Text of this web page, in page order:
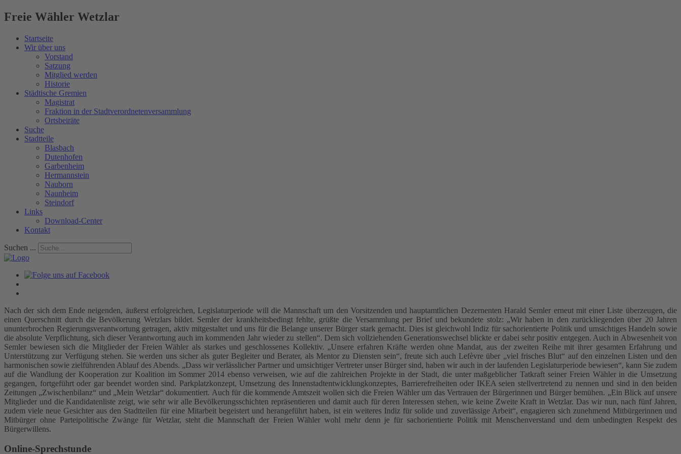
Freie Wähler Wetzlar
Startseite
Wir über uns
Vorstand
Satzung
Mitglied werden
Historie
Städtische Gremien
Magistrat
Fraktion in der Stadtverordnetenversammlung
Ortsbeiräte
Suche
Stadtteile
Blasbach
Dutenhofen
Garbenheim
Hermannstein
Nauborn
Naunheim
Steindorf
Links
Download-Center
Kontakt
Suchen ...
Nach der sich dem Ende neigenden, äußerst erfolgreichen, Legislaturperiode will die Mannschaft um den Vorsitzenden und hauptamtlichen Dezernenten Harald Semler erneut mit einer Liste überzeugen, die
einen Querschnitt durch die Bevölkerung Wetzlars bildet. Semler der krankheitsbedingt fehlte, grüßte die Versammlung per Brief und bekundete stolz: „Wir haben in den zurückliegenden über 20 Jahren
ununterbrochen Regierungsverantwortung getragen, aktiv mitgestaltet und uns für die Belange unserer Bürger stark gemacht. Dies ist gleichwohl Indiz für sachorientierte Politik und umsichtiges Handeln sowie
die absolute Verpflichtung, sich dieser Verantwortung auch im kommenden Jahr wieder zu stellen“. Dem sich vollziehenden Generationswechsel blickte er dabei sehr positiv entgegen. Auch in Abwesenheit von
Semler bewiesen sich die Mitglieder der Freien Wähler als starkes und geschlossenes Kollektiv. „Unsere erfahren Kräfte werden ohne Mandat, aus der zweiten Reihe mit ihrer gesamten Erfahrung und
Unterstützung zur Verfügung stehen. Sie werden uns sicher als guter Begleiter und Berater, als Mentor zu Diensten sein“, freute sich auch Lefèvre über „viel frisches Blut“ auf den einzelnen Listen und den
harmonischen sowie zielführenden Ablauf des Abends. „Dass wir verlässlicher Partner und umsichtiger Vertreter unser Bürger sind, haben wir auch in der laufenden Legislaturperiode bewiesen“, kann Sie zudem
auf die Wandlung der Kooperation zur Koalition im Sommer 2014 ebenso verweisen, wie auf die zahlreichen Projekte in der Stadt, die unter maßgeblicher Tatkraft seiner Freien Wähler in die Umsetzung
gegangen, fortgeführt oder gar beendet worden sind. Parkplatzkonzept, Umsetzung des Innenstadtentwicklungkonzeptes, Barrierefreiheiten oder IKEA seien stellvertretend zu nennen und sind in den beiden
Zeitungen „Zwischenbilanz“ und „Mein Wetzlar“ dokumentiert. Auch für die kommende Amtszeit wollen sich die Freien Wähler um das Vertrauen der Bürgerinnen und Bürger bemühen. „Ein Blick auf unsere
Mitglieder und die Kandidatenliste zeigt, wie sehr wir alle Bevölkerungsschichten repräsentieren und damit auch für deren Interessen stehen, wie keine Zweite Kraft in Wetzlar. Das wir nun, nach fünf Jahren,
zudem viele neue Gesichter aus den Stadtteilen für eine Mitarbeit begeistert und herangeführt haben, ist ein weiteres Indiz für solide und zuverlässige Arbeit“, engagieren sich zunehmend Mitbürgerinnen und
Mitbürger ohne Parteipolitische Zwänge für Wetzlar, steht die Mannschaft der Freien Wähler wohl mehr denn je für sachorientierte Politik mit Menschenverstand und dem unbedingten Respekt des
Bürgerwillens.
Online-Sprechstunde